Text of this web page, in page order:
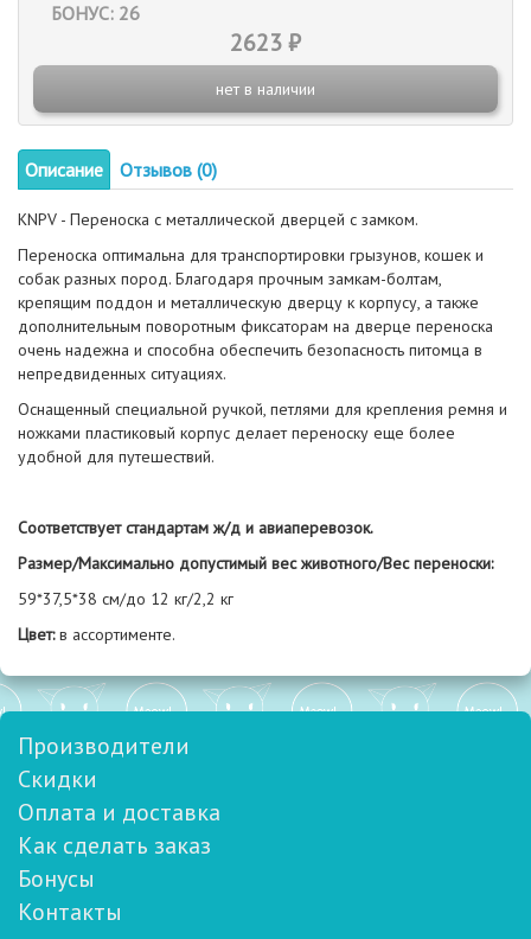
БОНУС: 26
2623 ₽
нет в наличии
Описание Отзывов (0)
KNPV - Переноска с металлической дверцей с замком.
Переноска оптимальна для транспортировки грызунов, кошек и
собак разных пород. Благодаря прочным замкам-болтам,
крепящим поддон и металлическую дверцу к корпусу, а также
дополнительным поворотным фиксаторам на дверце переноска
очень надежна и способна обеспечить безопасность питомца в
непредвиденных ситуациях.
Оснащенный специальной ручкой, петлями для крепления ремня и
ножками пластиковый корпус делает переноску еще более
удобной для путешествий.
Соответствует стандартам ж/д и авиаперевозок.
Размер/Максимально допустимый вес животного/Вес переноски:
59*37,5*38 см/до 12 кг/2,2 кг
Цвет:в ассортименте.
Производители
Скидки
Оплата и доставка
Как сделать заказ
Бонусы
Контакты